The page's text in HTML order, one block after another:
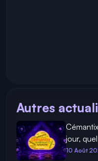
Autres
jour,
10 Août